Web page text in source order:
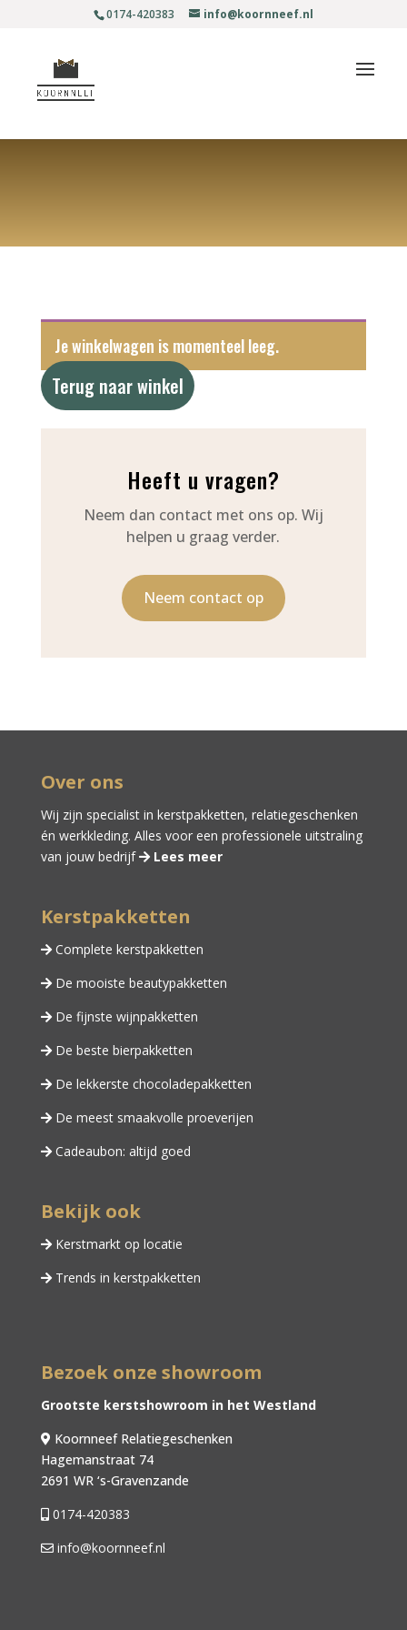
0174-420383 info@koornneef.nl
Je winkelwagen is momenteel leeg.
Terug naar winkel
Heeft u vragen?
Neem dan contact met ons op. Wij
helpen u graag verder.
Neem contact op
Over ons
Wij zijn specialist in kerstpakketten, relatiegeschenken
én werkkleding. Alles voor een professionele uitstraling
van jouw bedrijf
Lees meer
Kerstpakketten
Complete kerstpakketten
De mooiste beautypakketten
De fijnste wijnpakketten
De beste bierpakketten
De lekkerste chocoladepakketten
De meest smaakvolle proeverijen
Cadeaubon: altijd goed
Bekijk ook
Kerstmarkt op locatie
Trends in kerstpakketten
Bezoek onze showroom
Grootste kerstshowroom in het Westland
Koornneef Relatiegeschenken
Hagemanstraat 74
2691 WR ‘s-Gravenzande
0174-420383
info@koornneef.nl